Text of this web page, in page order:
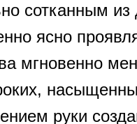
сотканным
ясно
мгновенно
руки